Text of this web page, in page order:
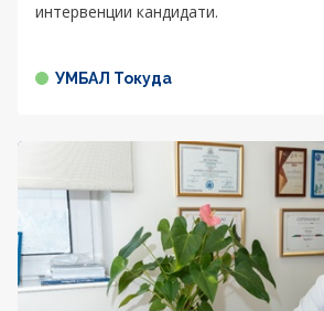
интервенции кандидати.
УМБАЛ Токуда